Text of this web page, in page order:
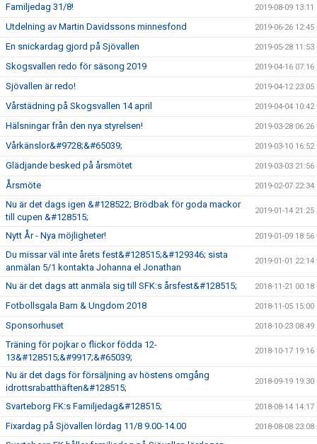
Familjedag 31/8! 2019-08-09 13:11
Utdelning av Martin Davidssons minnesfond 2019-06-26 12:45
En snickardag gjord på Sjövallen 2019-05-28 11:53
Skogsvallen redo för säsong 2019 2019-04-16 07:16
Sjövallen är redo! 2019-04-12 23:05
Vårstädning på Skogsvallen 14 april 2019-04-04 10:42
Hälsningar från den nya styrelsen! 2019-03-28 06:26
Vårkänslor&#9728;&#65039; 2019-03-10 16:52
Glädjande besked på årsmötet 2019-03-03 21:56
Årsmöte 2019-02-07 22:34
Nu är det dags igen &#128522; Brödbak för goda mackor
till cupen &#128515;
2019-01-14 21:25
Nytt År - Nya möjligheter! 2019-01-09 18:56
Du missar väl inte årets fest&#128515;&#129346; sista
anmälan 5/1 kontakta Johanna el Jonathan
2019-01-01 22:14
Nu är det dags att anmäla sig till SFK:s årsfest&#128515; 2018-11-21 00:18
Fotbollsgala Barn & Ungdom 2018 2018-11-05 15:00
Sponsorhuset 2018-10-23 08:49
Träning för pojkar o flickor födda 12-
13&#128515;&#9917;&#65039;
2018-10-17 19:16
Nu är det dags för försäljning av höstens omgång
idrottsrabatthäften&#128515;
2018-09-19 19:30
Svarteborg FK:s Familjedag&#128515; 2018-08-14 14:17
Fixardag på Sjövallen lördag 11/8 9.00-14.00 2018-08-08 23:08